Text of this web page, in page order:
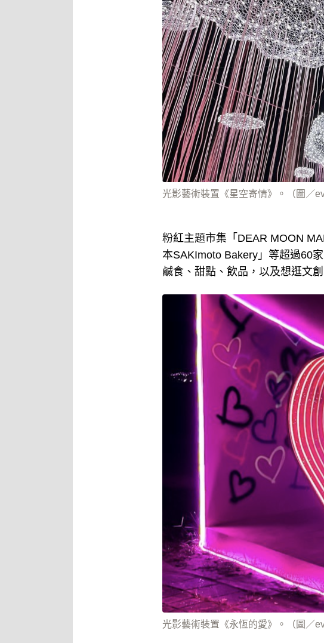
光影藝術裝置《星空寄情》。（圖／
粉紅主題市集「DEAR MOON
本SAKImoto Bakery」等超過60
鹹食、甜點、飲品，以及想逛文
光影藝術裝置《永恆的愛》。（圖／